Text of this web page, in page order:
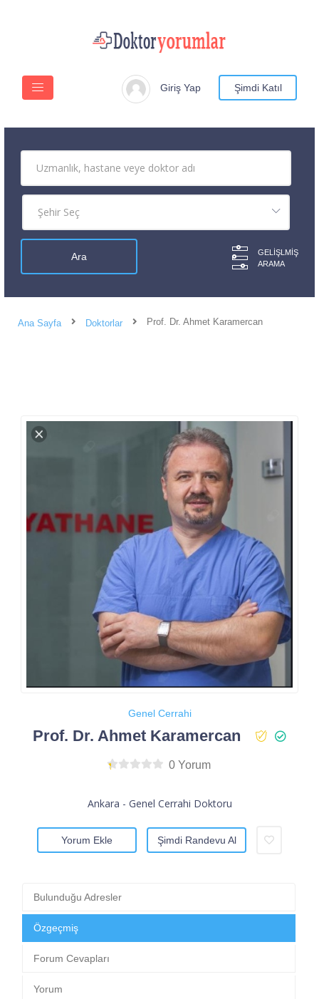
Giriş Yap Şimdi Katıl
GELIŞLMIŞ
ARAMA
Ana Sayfa Doktorlar Prof. Dr. Ahmet Karamercan
Genel Cerrahi
Prof. Dr. Ahmet Karamercan
0 Yorum
Ankara - Genel Cerrahi Doktoru
Yorum Ekle Şimdi Randevu Al
Bulunduğu Adresler
Özgeçmiş
Forum Cevapları
Yorum